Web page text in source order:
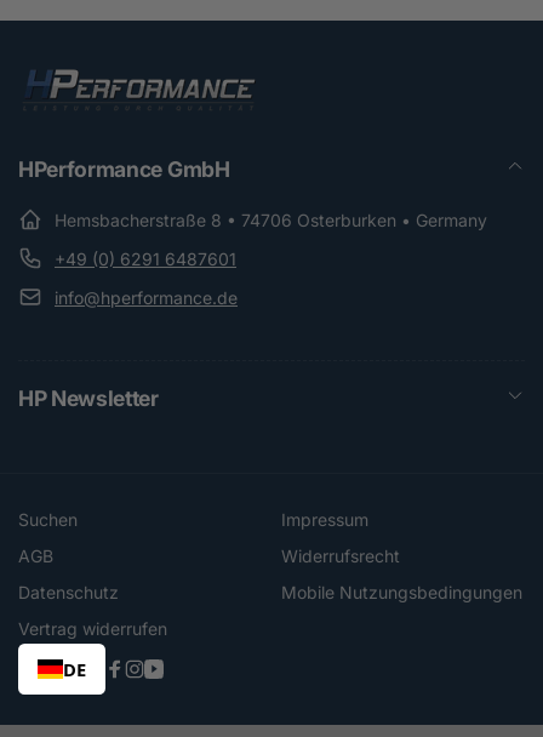
HPerformance GmbH
Hemsbacherstraße 8 • 74706 Osterburken • Germany
+49 (0) 6291 6487601
info@hperformance.de
HP Newsletter
Suchen
Impressum
AGB
Widerrufsrecht
Datenschutz
Mobile Nutzungsbedingungen
Vertrag widerrufen
DE
Facebook
Instagram
YouTube